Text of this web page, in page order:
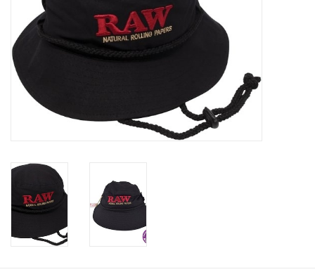
Health Supplies
Psychedelic
Rituals & Wierook